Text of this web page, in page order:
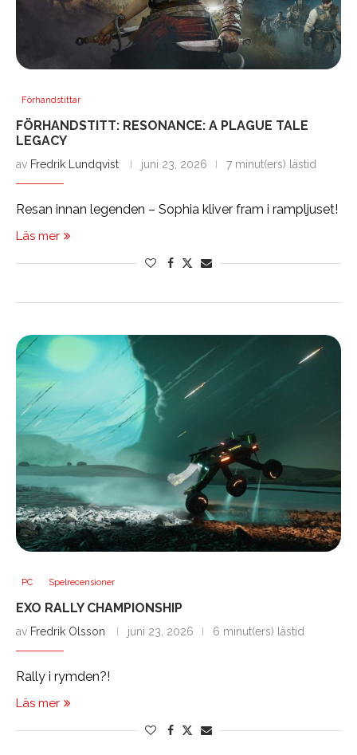
Förhandstittar
FÖRHANDSTITT: RESONANCE: A PLAGUE TALE
LEGACY
av Fredrik Lundqvist juni 23, 2026 7 minut(ers) lästid
Resan innan legenden – Sophia kliver fram i rampljuset!
Läs mer
PC Spelrecensioner
EXO RALLY CHAMPIONSHIP
av Fredrik Olsson juni 23, 2026 6 minut(ers) lästid
Rally i rymden?!
Läs mer